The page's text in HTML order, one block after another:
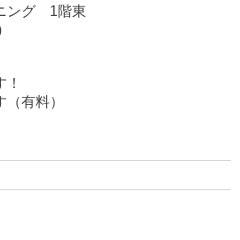
ング 1階東
有料）